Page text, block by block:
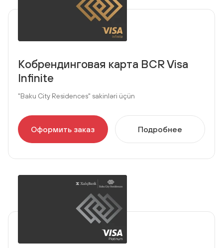
Кобрендинговая карта BCR Visa
Infinite
"Baku City Residences" sakinləri üçün
Оформить заказ Подробнее